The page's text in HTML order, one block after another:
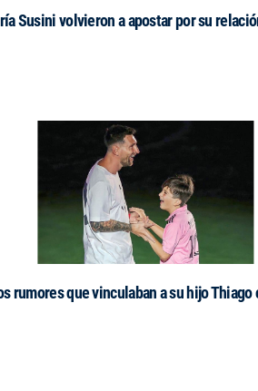
Susini volvieron a apostar por su
rumores que vinculaban a su hijo Thiago